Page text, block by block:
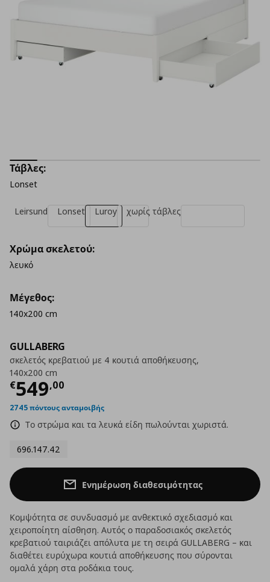
GULLABERG
σκελετός κρεβατιού με 4 κουτιά αποθήκευσης,
140x200 cm
€549,00
Τρέχουσα τιμή
2745 πόντους ανταμοιβής
Το στρώμα και τα λευκά είδη πωλούνται χωριστά.
696.147.42
Τάβλες:
Lonset
Leirsund Lonset Luroy χωρίς τάβλες
Χρώμα σκελετού:
λευκό
Μέγεθος:
140x200 cm
Ενημέρωση διαθεσιμότητας
Κομψότητα σε συνδυασμό με ανθεκτικό σχεδιασμό και
χειροποίητη αίσθηση. Αυτός ο παραδοσιακός σκελετός
κρεβατιού ταιριάζει απόλυτα με τη σειρά GULLABERG – και
διαθέτει ευρύχωρα κουτιά αποθήκευσης που σύρονται
ομαλά χάρη στα ροδάκια τους.